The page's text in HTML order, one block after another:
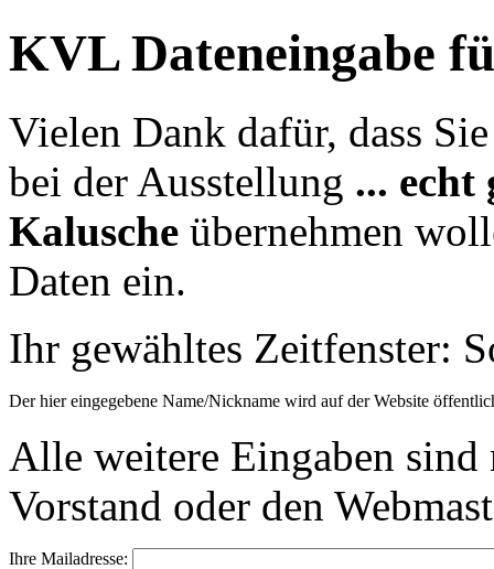
KVL Dateneingabe
Vielen Dank dafür, dass
bei der Ausstellung ... echt
Kalusche übernehmen
Daten ein.
Ihr gewähltes Zeitfenster:
Der hier eingegebene Name/Nickname wird auf der Website
Alle weitere Eingaben sind
Vorstand oder den
Ihre Mailadresse: